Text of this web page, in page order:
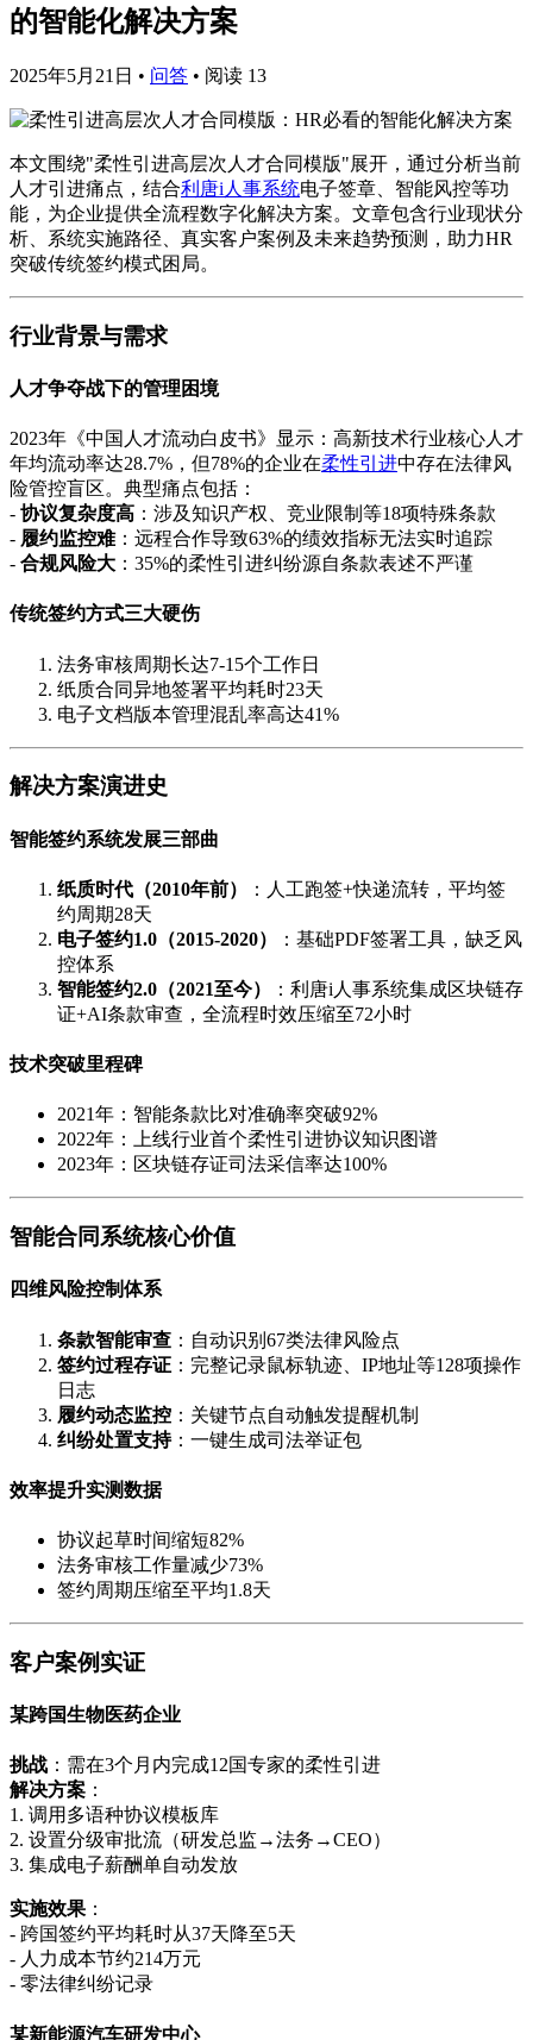
的智能化解决方案
2025年5月21日 • 问答 • 阅读 13
本文围绕"柔性引进高层次人才合同模版"展开，通过分析当前
人才引进痛点，结合利唐i人事系统电子签章、智能风控等功
能，为企业提供全流程数字化解决方案。文章包含行业现状分
析、系统实施路径、真实客户案例及未来趋势预测，助力HR
突破传统签约模式困局。
行业背景与需求
人才争夺战下的管理困境
2023年《中国人才流动白皮书》显示：高新技术行业核心人才
年均流动率达28.7%，但78%的企业在柔性引进中存在法律风
险管控盲区。典型痛点包括：
- 协议复杂度高 ：涉及知识产权、竞业限制等18项特殊条款
- 履约监控难：远程合作导致63%的绩效指标无法实时追踪
- 合规风险大 ：35%的柔性引进纠纷源自条款表述不严谨
传统签约方式三大硬伤
法务审核周期长达7-15个工作日
纸质合同异地签署平均耗时23天
电子文档版本管理混乱率高达41%
解决方案演进史
智能签约系统发展三部曲
纸质时代（2010年前）
：人工跑签+快递流转，平均签
约周期28天
电子签约1.0（2015-2020）
：基础PDF签署工具，缺乏风
控体系
智能签约2.0（2021至今）
：利唐i人事系统集成区块链存
证+AI条款审查，全流程时效压缩至72小时
技术突破里程碑
2021年：智能条款比对准确率突破92%
2022年：上线行业首个柔性引进协议知识图谱
2023年：区块链存证司法采信率达100%
智能合同系统核心价值
四维风险控制体系
条款智能审查 ：自动识别67类法律风险点
签约过程存证 ：完整记录鼠标轨迹、IP地址等128项操作
日志
履约动态监控 ：关键节点自动触发提醒机制
纠纷处置支持：一键生成司法举证包
效率提升实测数据
协议起草时间缩短82%
法务审核工作量减少73%
签约周期压缩至平均1.8天
客户案例实证
某跨国生物医药企业
挑战 ：需在3个月内完成12国专家的柔性引进
解决方案 ：
1. 调用多语种协议模板库
2. 设置分级审批流（研发总监→法务→CEO）
3. 集成电子薪酬单自动发放
实施效果：
- 跨国签约平均耗时从37天降至5天
- 人力成本节约214万元
- 零法律纠纷记录
某新能源汽车研发中心